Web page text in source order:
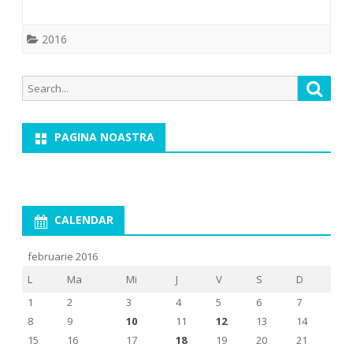
2016
Search
for:
PAGINA NOASTRA
CALENDAR
februarie 2016
L
Ma Mi J V S
D
1
2 3 4 5 6
7
8
9 10 11 12 13
14
15
16 17 18 19 20
21